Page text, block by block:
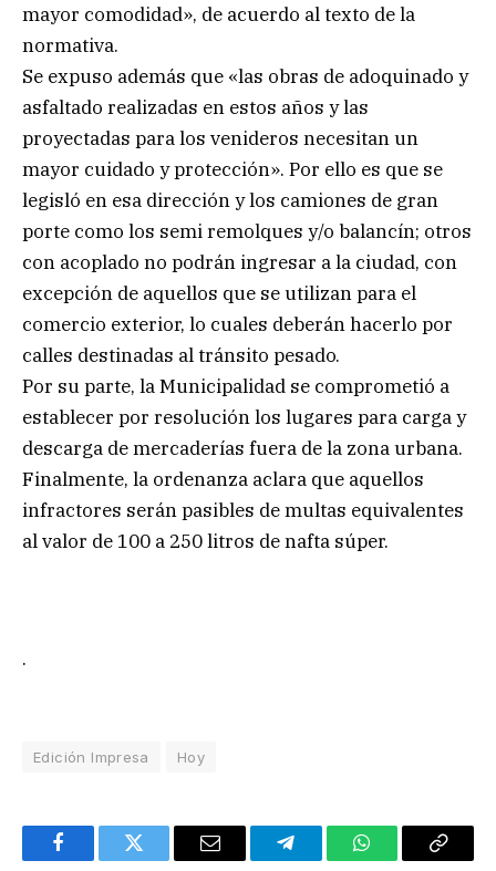
mayor comodidad», de acuerdo al texto de la
normativa.
Se expuso además que «las obras de adoquinado y
asfaltado realizadas en estos años y las
proyectadas para los venideros necesitan un
mayor cuidado y protección». Por ello es que se
legisló en esa dirección y los camiones de gran
porte como los semi remolques y/o balancín; otros
con acoplado no podrán ingresar a la ciudad, con
excepción de aquellos que se utilizan para el
comercio exterior, lo cuales deberán hacerlo por
calles destinadas al tránsito pesado.
Por su parte, la Municipalidad se comprometió a
establecer por resolución los lugares para carga y
descarga de mercaderías fuera de la zona urbana.
Finalmente, la ordenanza aclara que aquellos
infractores serán pasibles de multas equivalentes
al valor de 100 a 250 litros de nafta súper.
.
Edición Impresa Hoy
FacebookTwitter Email TelegramWhatsAppCopy